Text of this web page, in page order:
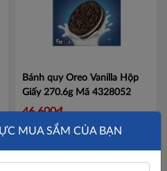
Bánh quy Oreo Vanilla Hộp
Giấy 270.6g Mã 4328052
46,600đ
MUA SẮM CỦA BẠN